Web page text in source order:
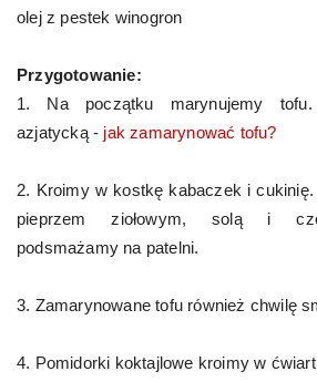
olej z pestek winogron
Przygotowanie:
1. Na początku marynujemy
azjatycką - jak zamarynować tofu?
2. Kroimy w kostkę kabaczek i
pieprzem ziołowym, solą i
podsmażamy na patelni.
3. Zamarynowane tofu również chwilę
4. Pomidorki koktajlowe kroimy w